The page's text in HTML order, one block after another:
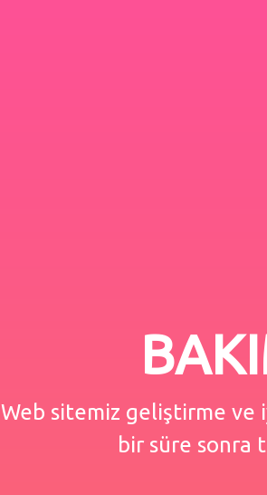
Web sitemiz geliştirme ve
bir süre sonra